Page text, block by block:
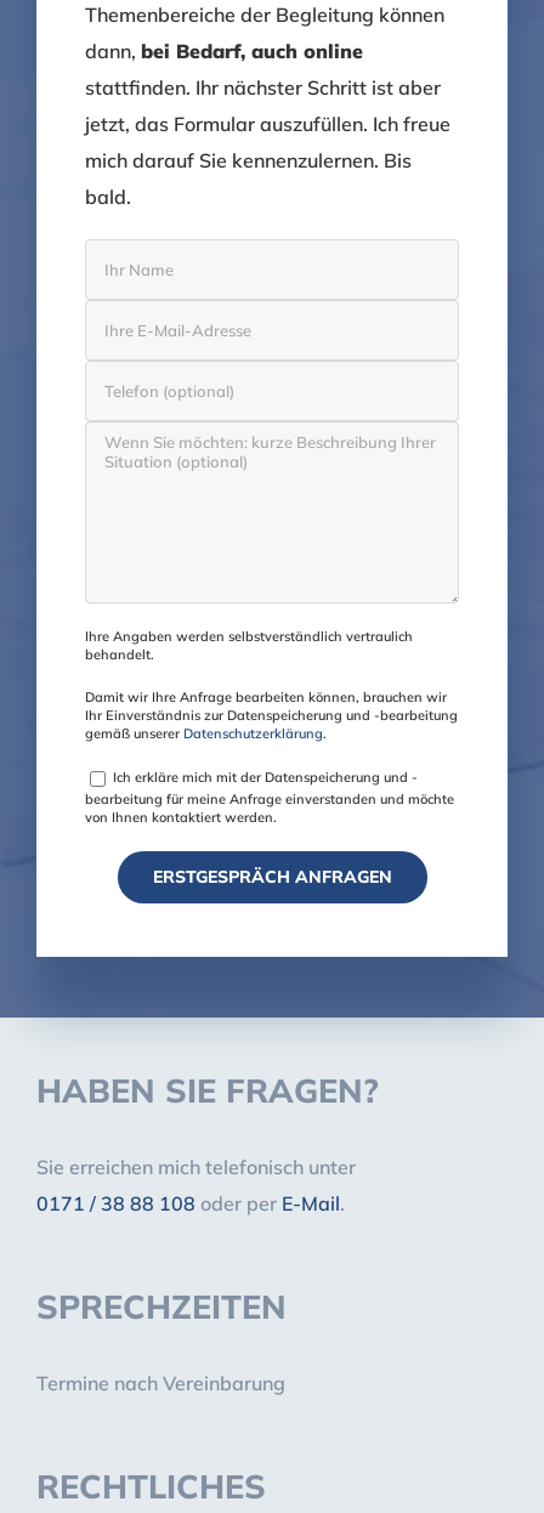
Themenbereiche der Begleitung können
dann, bei Bedarf, auch online
stattfinden. Ihr nächster Schritt ist aber
jetzt, das Formular auszufüllen. Ich freue
mich darauf Sie kennenzulernen. Bis
bald.
Ihre Angaben werden selbstverständlich vertraulich
behandelt.
Damit wir Ihre Anfrage bearbeiten können, brauchen wir
Ihr Einverständnis zur Datenspeicherung und -bearbeitung
gemäß unserer Datenschutzerklärung.
Ich erkläre mich mit der Datenspeicherung und -
bearbeitung für meine Anfrage einverstanden und möchte
von Ihnen kontaktiert werden.
HABEN SIE FRAGEN?
Sie erreichen mich telefonisch unter
0171 / 38 88 108 oder per E-Mail.
SPRECHZEITEN
Termine nach Vereinbarung
RECHTLICHES